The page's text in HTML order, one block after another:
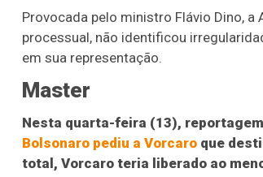
Provocada pelo ministro Flávio Dino,
processual, não identificou
em sua representação.
Master
Nesta quarta-feira (13),
Bolsonaro pediu a Vorcaro que
total, Vorcaro teria liberado ao